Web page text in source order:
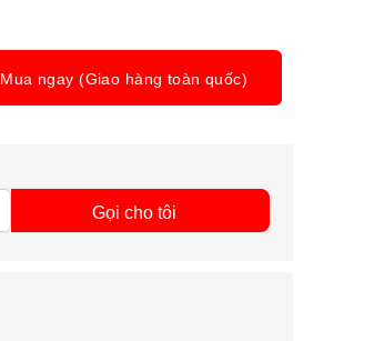
Mua ngay (Giao hàng toàn quốc)
Gọi cho tôi